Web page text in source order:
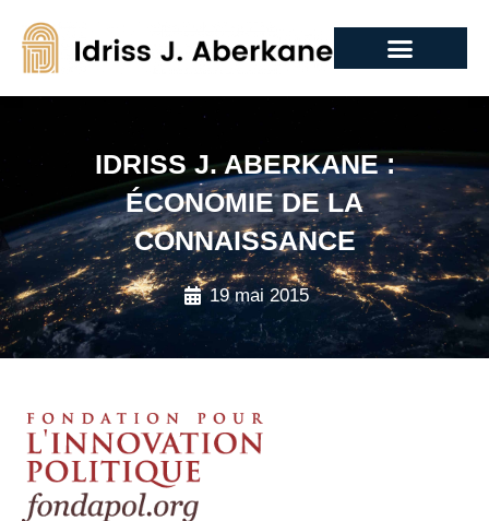
IDRISS J. ABERKANE :
ÉCONOMIE DE LA
CONNAISSANCE
19 mai 2015